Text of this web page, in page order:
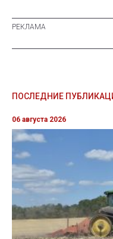
ПОСЛЕДНИЕ
06 августа 2026